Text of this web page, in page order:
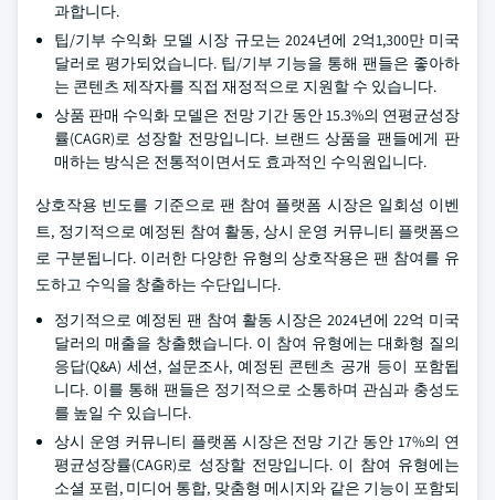
과합니다.
팁/기부 수익화 모델 시장 규모는 2024년에 2억1,300만 미국
달러로 평가되었습니다. 팁/기부 기능을 통해 팬들은 좋아하
는 콘텐츠 제작자를 직접 재정적으로 지원할 수 있습니다.
상품 판매 수익화 모델은 전망 기간 동안 15.3%의 연평균성장
률(CAGR)로 성장할 전망입니다. 브랜드 상품을 팬들에게 판
매하는 방식은 전통적이면서도 효과적인 수익원입니다.
상호작용 빈도를 기준으로 팬 참여 플랫폼 시장은 일회성 이벤
트, 정기적으로 예정된 참여 활동, 상시 운영 커뮤니티 플랫폼으
로 구분됩니다. 이러한 다양한 유형의 상호작용은 팬 참여를 유
도하고 수익을 창출하는 수단입니다.
정기적으로 예정된 팬 참여 활동 시장은 2024년에 22억 미국
달러의 매출을 창출했습니다. 이 참여 유형에는 대화형 질의
응답(Q&A) 세션, 설문조사, 예정된 콘텐츠 공개 등이 포함됩
니다. 이를 통해 팬들은 정기적으로 소통하며 관심과 충성도
를 높일 수 있습니다.
상시 운영 커뮤니티 플랫폼 시장은 전망 기간 동안 17%의 연
평균성장률(CAGR)로 성장할 전망입니다. 이 참여 유형에는
소셜 포럼, 미디어 통합, 맞춤형 메시지와 같은 기능이 포함되